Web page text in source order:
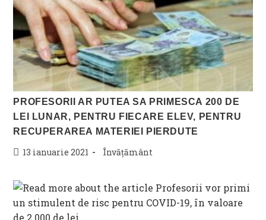
PROFESORII AR PUTEA SA PRIMESCA 200 DE
LEI LUNAR, PENTRU FIECARE ELEV, PENTRU
RECUPERAREA MATERIEI PIERDUTE
Post13 ianuarie 2021
Post
Învățământ